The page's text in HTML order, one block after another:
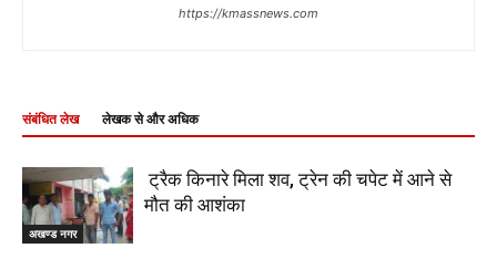
https://kmassnews.com
संबंधित लेख लेखक से और अधिक
अखण्ड नगर
ट्रैक किनारे मिला शव, ट्रेन की चपेट में आने से
मौत की आशंका